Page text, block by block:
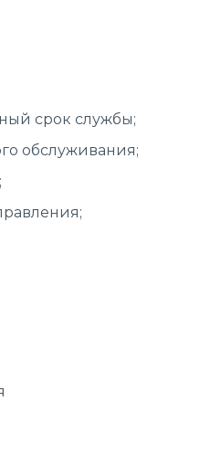
срок службы;
обслуживания;